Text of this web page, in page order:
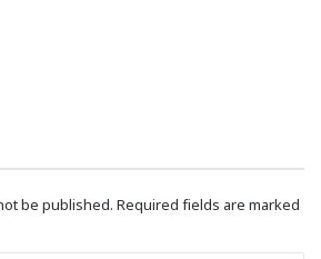
be published. Required fields are marked